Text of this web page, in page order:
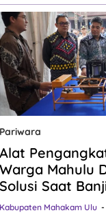
Pariwara
Alat
Warga Mahulu
Solusi Saat
Kabupaten Mahakam Ulu